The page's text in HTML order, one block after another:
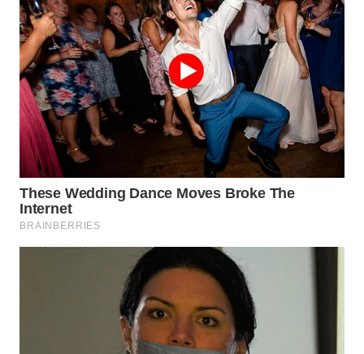
WN
KALTARA
WN
KALSEL
WN
KALTIM
WN
SULSEL